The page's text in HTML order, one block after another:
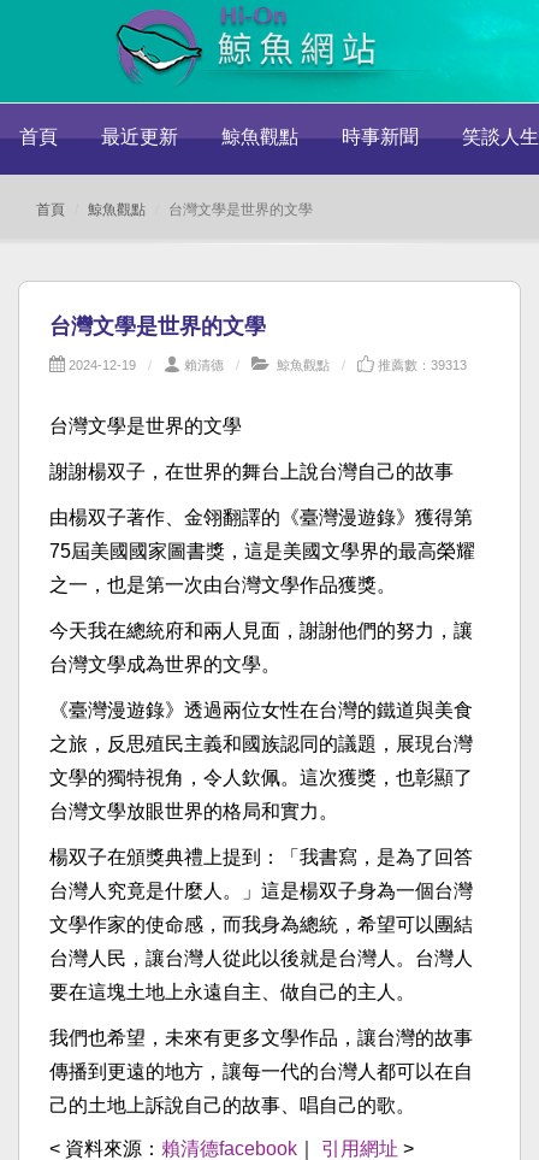
首頁 最近更新 鯨魚觀點 時事新聞 笑談人生
首頁 鯨魚觀點 台灣文學是世界的文學
台灣文學是世界的文學
2024-12-19 賴清德 鯨魚觀點 推薦數：39313
台灣文學是世界的文學
謝謝楊双子，在世界的舞台上說台灣自己的故事
由楊双子著作、金翎翻譯的《臺灣漫遊錄》獲得第
75屆美國國家圖書獎，這是美國文學界的最高榮耀
之一，也是第一次由台灣文學作品獲獎。
今天我在總統府和兩人見面，謝謝他們的努力，讓
台灣文學成為世界的文學。
《臺灣漫遊錄》透過兩位女性在台灣的鐵道與美食
之旅，反思殖民主義和國族認同的議題，展現台灣
文學的獨特視角，令人欽佩。這次獲獎，也彰顯了
台灣文學放眼世界的格局和實力。
楊双子在頒獎典禮上提到：「我書寫，是為了回答
台灣人究竟是什麼人。」這是楊双子身為一個台灣
文學作家的使命感，而我身為總統，希望可以團結
台灣人民，讓台灣人從此以後就是台灣人。台灣人
要在這塊土地上永遠自主、做自己的主人。
我們也希望，未來有更多文學作品，讓台灣的故事
傳播到更遠的地方，讓每一代的台灣人都可以在自
己的土地上訴說自己的故事、唱自己的歌。
< 資料來源： 賴清德facebook 引用網址 >